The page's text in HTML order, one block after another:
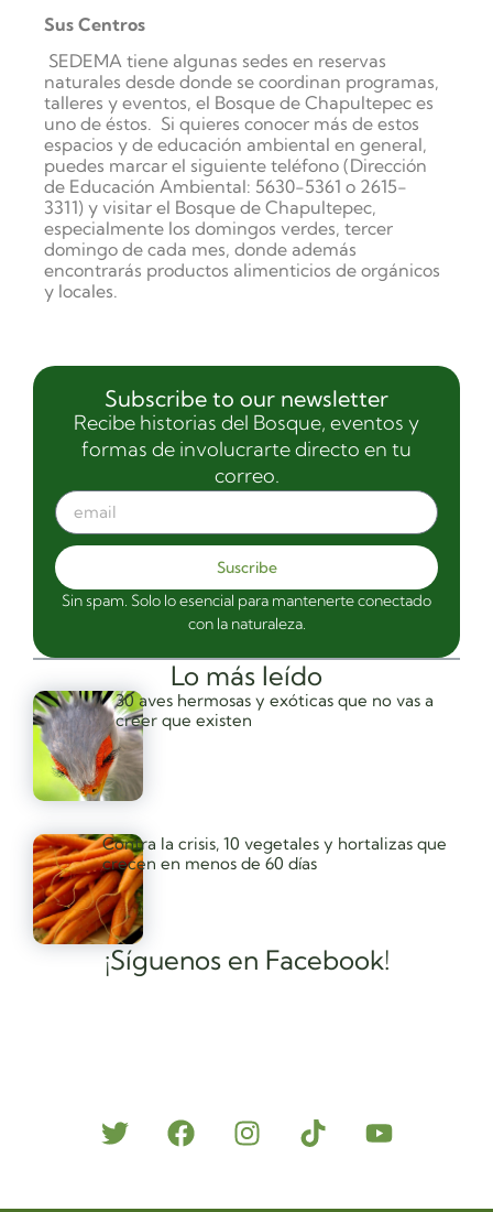
Sus Centros
SEDEMA tiene algunas sedes en reservas
naturales desde donde se coordinan programas,
talleres y eventos, el Bosque de Chapultepec es
uno de éstos. Si quieres conocer más de estos
espacios y de educación ambiental en general,
puedes marcar el siguiente teléfono (Dirección
de Educación Ambiental: 5630-5361 o 2615-
3311) y visitar el Bosque de Chapultepec,
especialmente los domingos verdes, tercer
domingo de cada mes, donde además
encontrarás productos alimenticios de orgánicos
y locales.
¡Síguenos en Facebook!
Lo más leído
30 aves hermosas y exóticas que no vas a
creer que existen
Contra la crisis, 10 vegetales y hortalizas que
crecen en menos de 60 días
Subscribe to our newsletter
Recibe historias del Bosque, eventos y
formas de involucrarte directo en tu
correo.
Suscribe
Sin spam. Solo lo esencial para mantenerte conectado
con la naturaleza.